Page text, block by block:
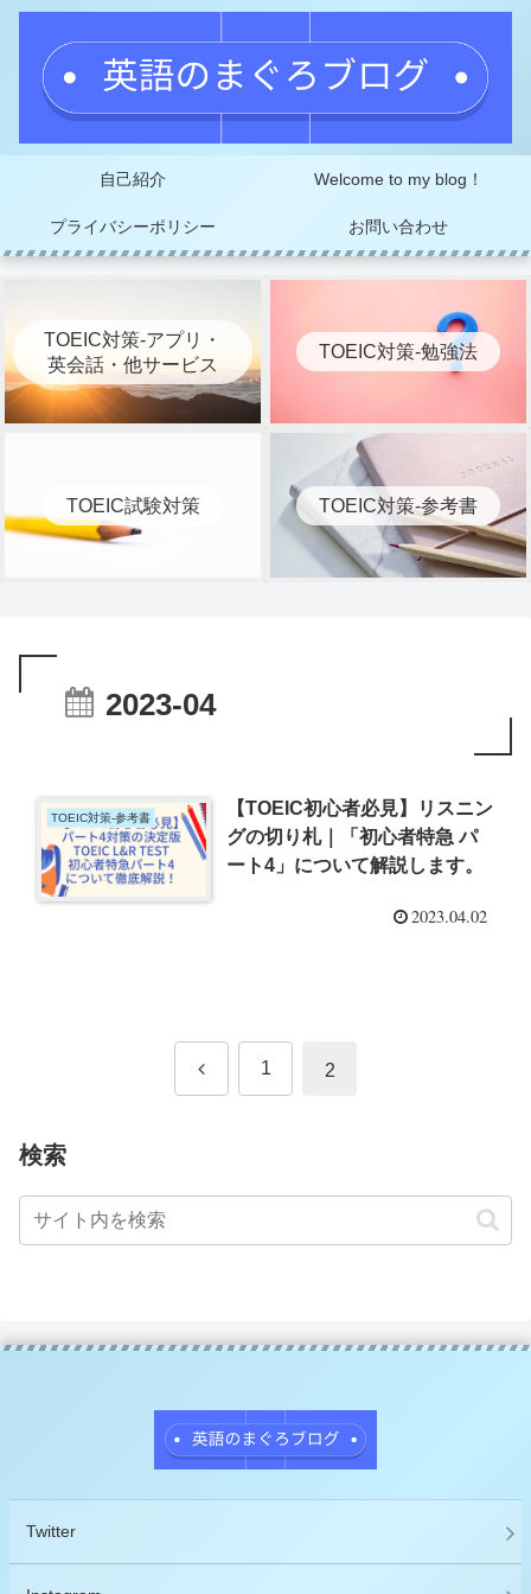
自己紹介 Welcome to my blog！
プライバシーポリシー お問い合わせ
TOEIC対策-アプリ・
英会話・他サービス
TOEIC対策-勉強法
TOEIC試験対策 TOEIC対策-参考書
2023-04
TOEIC対策-参考書
【TOEIC初心者必見】リスニン
グの切り札｜「初心者特急 パ
ート4」について解説します。
2023.04.02
前 1 2
検索
Twitter